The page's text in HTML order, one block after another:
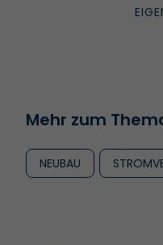
Mehr zum
NEUBAU